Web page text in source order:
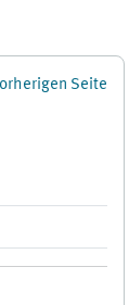
Seite